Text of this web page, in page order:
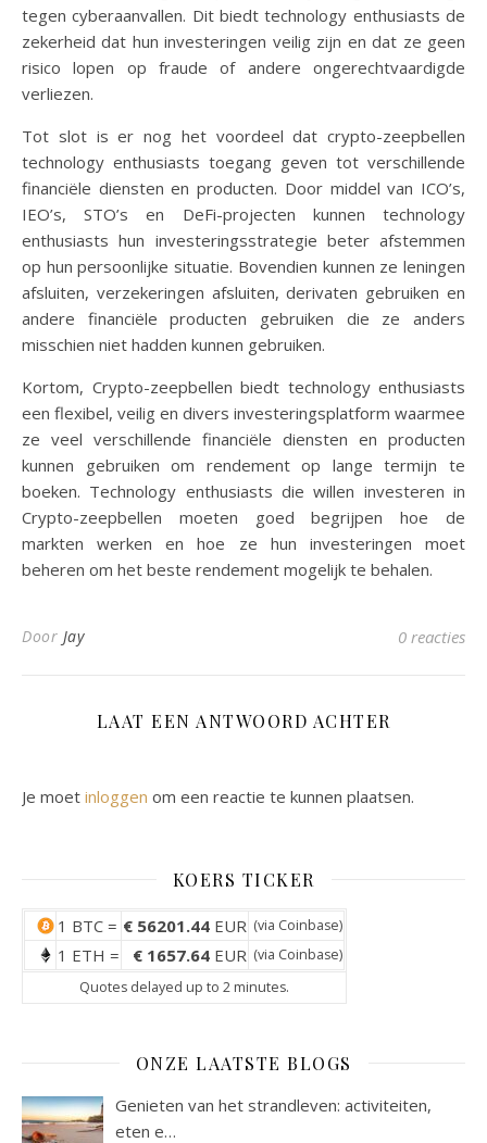
tegen cyberaanvallen. Dit biedt technology enthusiasts de
zekerheid dat hun investeringen veilig zijn en dat ze geen
risico lopen op fraude of andere ongerechtvaardigde
verliezen.
Tot slot is er nog het voordeel dat crypto-zeepbellen
technology enthusiasts toegang geven tot verschillende
financiële diensten en producten. Door middel van ICO’s,
IEO’s, STO’s en DeFi-projecten kunnen technology
enthusiasts hun investeringsstrategie beter afstemmen
op hun persoonlijke situatie. Bovendien kunnen ze leningen
afsluiten, verzekeringen afsluiten, derivaten gebruiken en
andere financiële producten gebruiken die ze anders
misschien niet hadden kunnen gebruiken.
Kortom, Crypto-zeepbellen biedt technology enthusiasts
een flexibel, veilig en divers investeringsplatform waarmee
ze veel verschillende financiële diensten en producten
kunnen gebruiken om rendement op lange termijn te
boeken. Technology enthusiasts die willen investeren in
Crypto-zeepbellen moeten goed begrijpen hoe de
markten werken en hoe ze hun investeringen moet
beheren om het beste rendement mogelijk te behalen.
Door Jay 0 reacties
LAAT EEN ANTWOORD ACHTER
Je moet inloggen om een reactie te kunnen plaatsen.
KOERS TICKER
1 BTC = € 56201.44 EUR (via Coinbase)
1 ETH = € 1657.64 EUR (via Coinbase)
Quotes delayed up to 2 minutes.
ONZE LAATSTE BLOGS
Genieten van het strandleven: activiteiten,
eten e…